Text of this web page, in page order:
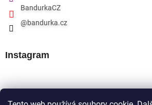
BandurkaCZ
@bandurka.cz
Instagram